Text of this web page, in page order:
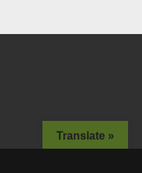
Translate »